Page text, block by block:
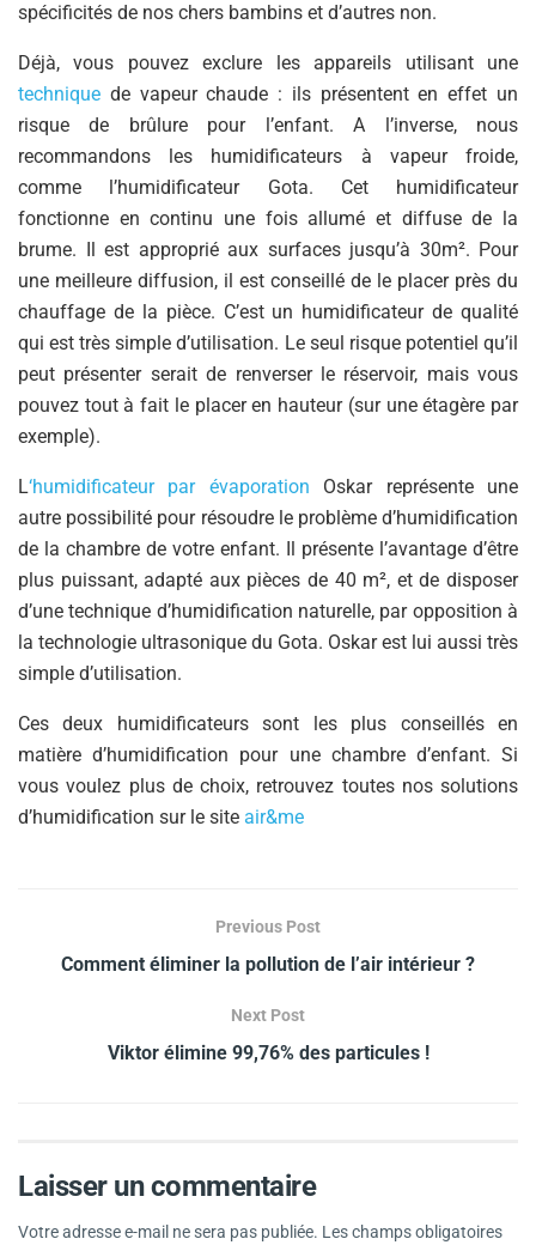
spécificités de nos chers bambins et d’autres non.
Déjà, vous pouvez exclure les appareils utilisant une
technique de vapeur chaude : ils présentent en effet un
risque de brûlure pour l’enfant. A l’inverse, nous
recommandons les humidificateurs à vapeur froide,
comme l’humidificateur Gota. Cet humidificateur
fonctionne en continu une fois allumé et diffuse de la
brume. Il est approprié aux surfaces jusqu’à 30m². Pour
une meilleure diffusion, il est conseillé de le placer près du
chauffage de la pièce. C’est un humidificateur de qualité
qui est très simple d’utilisation. Le seul risque potentiel qu’il
peut présenter serait de renverser le réservoir, mais vous
pouvez tout à fait le placer en hauteur (sur une étagère par
exemple).
L‘humidificateur par évaporation Oskar représente une
autre possibilité pour résoudre le problème d’humidification
de la chambre de votre enfant. Il présente l’avantage d’être
plus puissant, adapté aux pièces de 40 m², et de disposer
d’une technique d’humidification naturelle, par opposition à
la technologie ultrasonique du Gota. Oskar est lui aussi très
simple d’utilisation.
Ces deux humidificateurs sont les plus conseillés en
matière d’humidification pour une chambre d’enfant. Si
vous voulez plus de choix, retrouvez toutes nos solutions
d’humidification sur le site air&me
Previous Post
Comment éliminer la pollution de l’air intérieur ?
Next Post
Viktor élimine 99,76% des particules !
Laisser un commentaire
Votre adresse e-mail ne sera pas publiée. Les champs obligatoires